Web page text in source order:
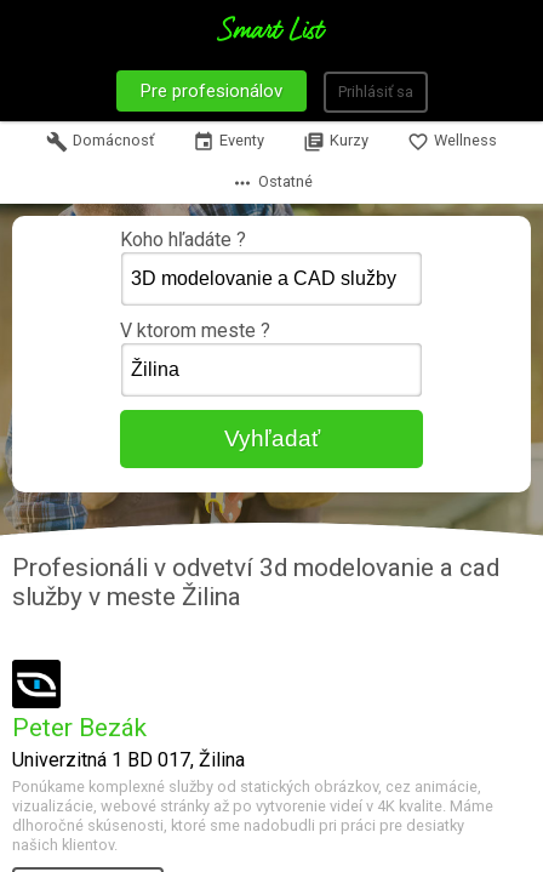
Pre profesionálov Prihlásiť sa
build Domácnosť event Eventy library_books Kurzy favorite_border Wellness
more_horiz Ostatné
Koho hľadáte ?
V ktorom meste ?
Profesionáli v odvetví 3d modelovanie a cad
služby v meste Žilina
Peter Bezák
Univerzitná 1 BD 017, Žilina
Ponúkame komplexné služby od statických obrázkov, cez animácie,
vizualizácie, webové stránky až po vytvorenie videí v 4K kvalite. Máme
dlhoročné skúsenosti, ktoré sme nadobudli pri práci pre desiatky
našich klientov.